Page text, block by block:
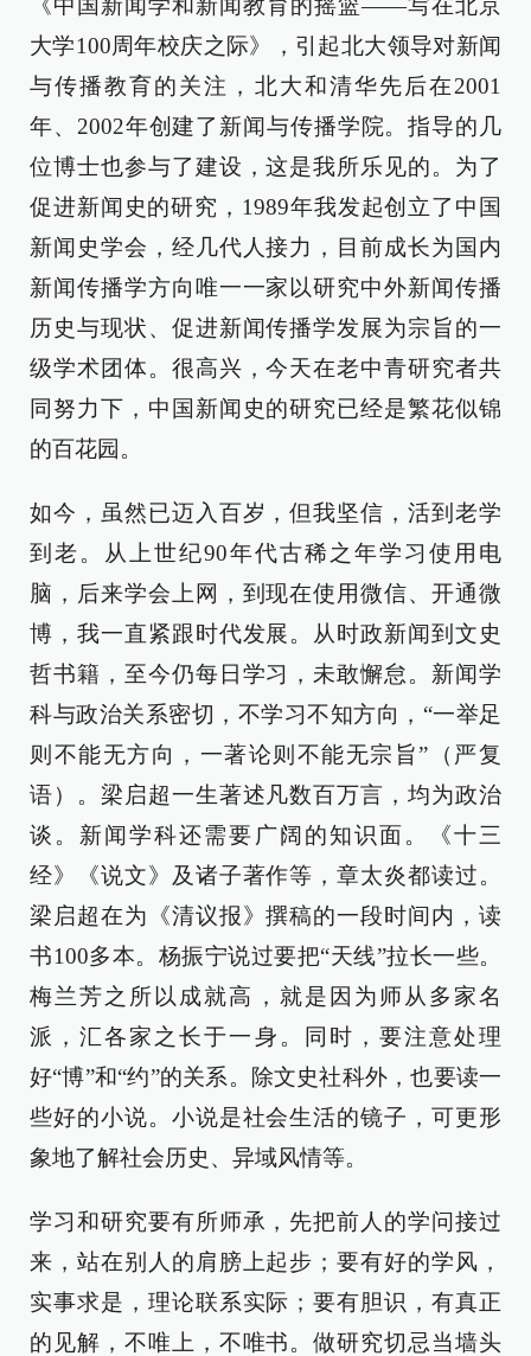
《中国新闻学和新闻教育的摇篮——写在北京
大学100周年校庆之际》，引起北大领导对新闻
与传播教育的关注，北大和清华先后在2001
年、2002年创建了新闻与传播学院。指导的几
位博士也参与了建设，这是我所乐见的。为了
促进新闻史的研究，1989年我发起创立了中国
新闻史学会，经几代人接力，目前成长为国内
新闻传播学方向唯一一家以研究中外新闻传播
历史与现状、促进新闻传播学发展为宗旨的一
级学术团体。很高兴，今天在老中青研究者共
同努力下，中国新闻史的研究已经是繁花似锦
的百花园。
如今，虽然已迈入百岁，但我坚信，活到老学
到老。从上世纪90年代古稀之年学习使用电
脑，后来学会上网，到现在使用微信、开通微
博，我一直紧跟时代发展。从时政新闻到文史
哲书籍，至今仍每日学习，未敢懈怠。新闻学
科与政治关系密切，不学习不知方向，“一举足
则不能无方向，一著论则不能无宗旨”（严复
语）。梁启超一生著述凡数百万言，均为政治
谈。新闻学科还需要广阔的知识面。《十三
经》《说文》及诸子著作等，章太炎都读过。
梁启超在为《清议报》撰稿的一段时间内，读
书100多本。杨振宁说过要把“天线”拉长一些。
梅兰芳之所以成就高，就是因为师从多家名
派，汇各家之长于一身。同时，要注意处理
好“博”和“约”的关系。除文史社科外，也要读一
些好的小说。小说是社会生活的镜子，可更形
象地了解社会历史、异域风情等。
学习和研究要有所师承，先把前人的学问接过
来，站在别人的肩膀上起步；要有好的学风，
实事求是，理论联系实际；要有胆识，有真正
的见解，不唯上，不唯书。做研究切忌当墙头